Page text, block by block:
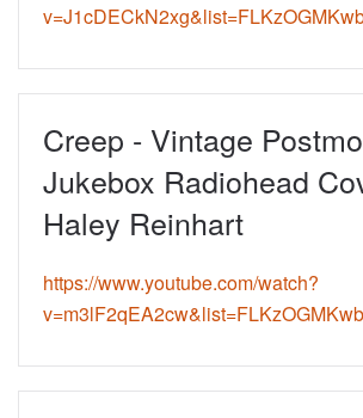
Creep - Vintage
Jukebox Radiohead
Haley Reinhart
https://www.youtube.com/watch?